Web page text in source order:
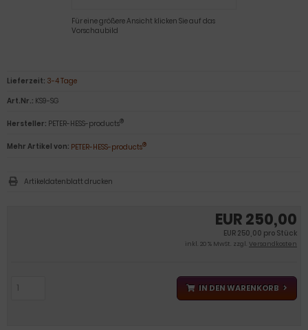
Für eine größere Ansicht klicken Sie auf das
Vorschaubild
EUR 250,00
EUR 250,00 pro Stück
inkl. 20 % MwSt. zzgl. Versandkosten
IN DEN WARENKORB
Lieferzeit: 3-4 Tage
Art.Nr.: KS9-SG
Hersteller: PETER-HESS-products®
Mehr Artikel von: PETER-HESS-products®
Artikeldatenblatt drucken